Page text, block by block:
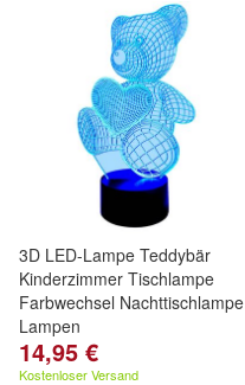
3D LED-Lampe Teddybär
Kinderzimmer Tischlampe
Farbwechsel Nachttischlampe
Lampen
14,95 €
Kostenloser Versand